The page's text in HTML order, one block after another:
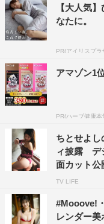
【大人気
なたに。
PR(アイリスプラ
アマゾン1
PR(ハーブ健康本
ちとせよ
ィ披露 デ
面カット公
TV LIFE
#Mooove!
レンダー